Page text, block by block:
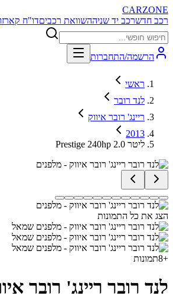
CARZONE
רכב חדשרכב יד שניההשוואת רכביםדו"ח
הרשמה/התחברות
ראשי
לנד רובר
ריינג' רובר איווק
2013
Prestige 240hp 2.0 ליטר
הצג את כל התמונות
+
8תמונות
לנד רובר ריינג' רובר